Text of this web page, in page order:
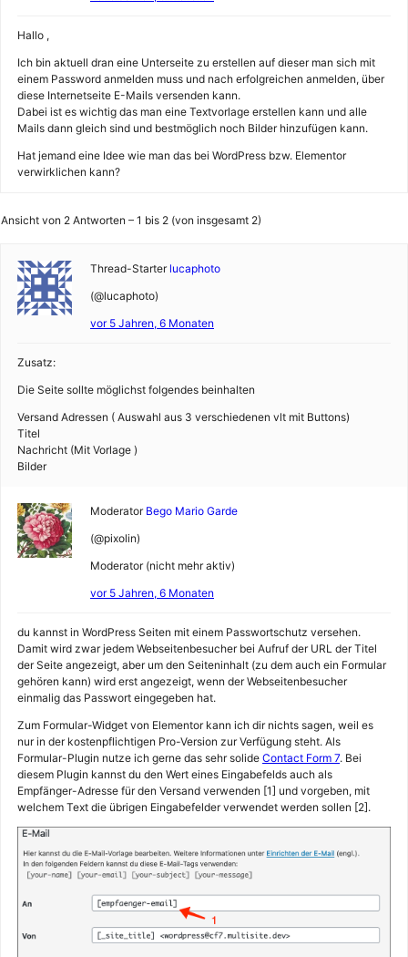
Hallo ,
Ich bin aktuell dran eine Unterseite zu erstellen auf dieser man sich mit
einem Password anmelden muss und nach erfolgreichen anmelden, über
diese Internetseite E-Mails versenden kann.
Dabei ist es wichtig das man eine Textvorlage erstellen kann und alle
Mails dann gleich sind und bestmöglich noch Bilder hinzufügen kann.
Hat jemand eine Idee wie man das bei WordPress bzw. Elementor
verwirklichen kann?
Ansicht von 2 Antworten – 1 bis 2 (von insgesamt 2)
Thread-Starter lucaphoto
(@lucaphoto)
vor 5 Jahren, 6 Monaten
Zusatz:
Die Seite sollte möglichst folgendes beinhalten
Versand Adressen ( Auswahl aus 3 verschiedenen vlt mit Buttons)
Titel
Nachricht (Mit Vorlage )
Bilder
Moderator Bego Mario Garde
(@pixolin)
Moderator (nicht mehr aktiv)
vor 5 Jahren, 6 Monaten
du kannst in WordPress Seiten mit einem Passwortschutz versehen.
Damit wird zwar jedem Webseitenbesucher bei Aufruf der URL der Titel
der Seite angezeigt, aber um den Seiteninhalt (zu dem auch ein Formular
gehören kann) wird erst angezeigt, wenn der Webseitenbesucher
einmalig das Passwort eingegeben hat.
Zum Formular-Widget von Elementor kann ich dir nichts sagen, weil es
nur in der kostenpflichtigen Pro-Version zur Verfügung steht. Als
Formular-Plugin nutze ich gerne das sehr solide Contact Form 7. Bei
diesem Plugin kannst du den Wert eines Eingabefelds auch als
Empfänger-Adresse für den Versand verwenden [1] und vorgeben, mit
welchem Text die übrigen Eingabefelder verwendet werden sollen [2].